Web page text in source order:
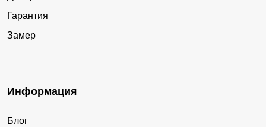
Гарантия
Замер
Информация
Блог